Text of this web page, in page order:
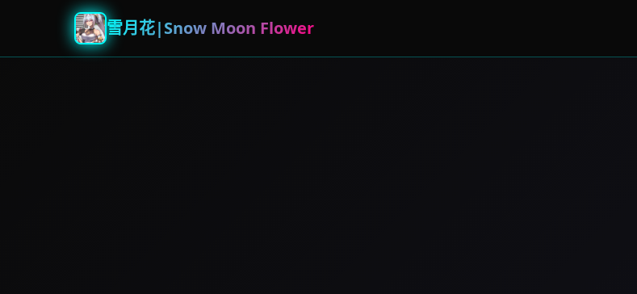
雪月花|Snow Moon Flower